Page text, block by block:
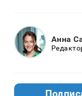
Анна